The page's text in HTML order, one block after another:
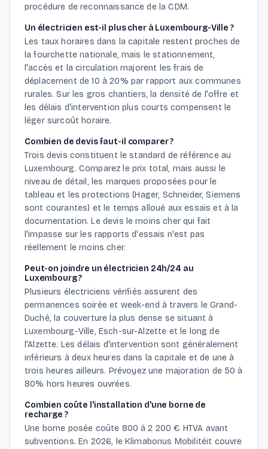
procédure de reconnaissance de la CDM.
Un électricien est-il plus cher à Luxembourg-Ville ?
Les taux horaires dans la capitale restent proches de
la fourchette nationale, mais le stationnement,
l'accès et la circulation majorent les frais de
déplacement de 10 à 20% par rapport aux communes
rurales. Sur les gros chantiers, la densité de l'offre et
les délais d'intervention plus courts compensent le
léger surcoût horaire.
Combien de devis faut-il comparer ?
Trois devis constituent le standard de référence au
Luxembourg. Comparez le prix total, mais aussi le
niveau de détail, les marques proposées pour le
tableau et les protections (Hager, Schneider, Siemens
sont courantes) et le temps alloué aux essais et à la
documentation. Le devis le moins cher qui fait
l'impasse sur les rapports d'essais n'est pas
réellement le moins cher.
Peut-on joindre un électricien 24h/24 au
Luxembourg ?
Plusieurs électriciens vérifiés assurent des
permanences soirée et week-end à travers le Grand-
Duché, la couverture la plus dense se situant à
Luxembourg-Ville, Esch-sur-Alzette et le long de
l'Alzette. Les délais d'intervention sont généralement
inférieurs à deux heures dans la capitale et de une à
trois heures ailleurs. Prévoyez une majoration de 50 à
80% hors heures ouvrées.
Combien coûte l'installation d'une borne de
recharge ?
Une borne posée coûte 800 à 2 200 € HTVA avant
subventions. En 2026, le Klimabonus Mobilitéit couvre